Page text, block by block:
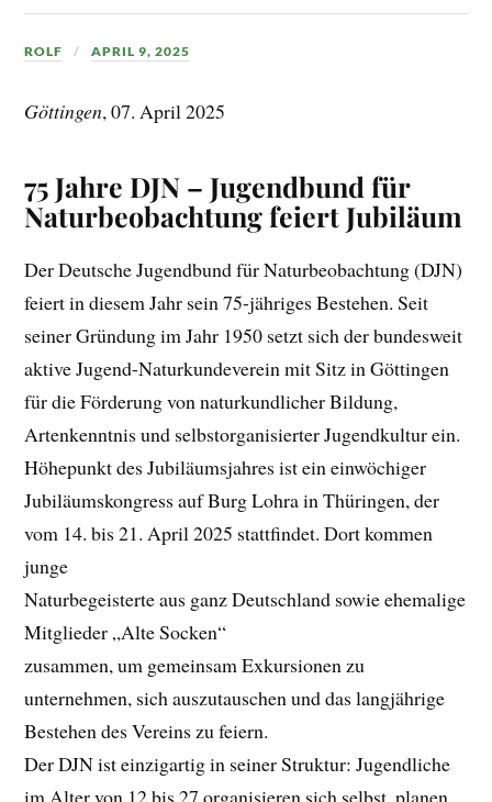
ROLF APRIL 9, 2025
Göttingen, 07. April 2025
75 Jahre DJN – Jugendbund für
Naturbeobachtung feiert Jubiläum
Der Deutsche Jugendbund für Naturbeobachtung (DJN)
feiert in diesem Jahr sein 75-jähriges Bestehen. Seit
seiner Gründung im Jahr 1950 setzt sich der bundesweit
aktive Jugend-Naturkundeverein mit Sitz in Göttingen
für die Förderung von naturkundlicher Bildung,
Artenkenntnis und selbstorganisierter Jugendkultur ein.
Höhepunkt des Jubiläumsjahres ist ein einwöchiger
Jubiläumskongress auf Burg Lohra in Thüringen, der
vom 14. bis 21. April 2025 stattfindet. Dort kommen
junge
Naturbegeisterte aus ganz Deutschland sowie ehemalige
Mitglieder „Alte Socken“
zusammen, um gemeinsam Exkursionen zu
unternehmen, sich auszutauschen und das langjährige
Bestehen des Vereins zu feiern.
Der DJN ist einzigartig in seiner Struktur: Jugendliche